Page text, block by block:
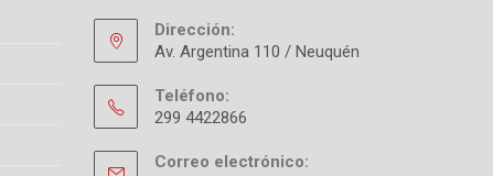
Dirección:
Av. Argentina 110 / Neuquén
Teléfono:
299 4422866
Correo electrónico: